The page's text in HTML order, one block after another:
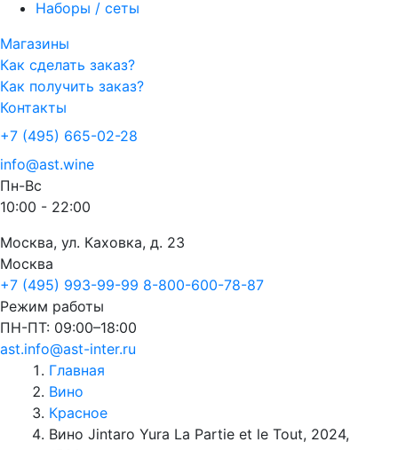
Наборы / сеты
Магазины
Как сделать заказ?
Как получить заказ?
Контакты
+7 (495) 665-02-28
info@ast.wine
Пн-Вс
10:00 - 22:00
Москва, ул. Каховка, д. 23
Москва
+7 (495) 993-99-99 8-800-600-78-87
Режим работы
ПН-ПТ: 09:00–18:00
ast.info@ast-inter.ru
Главная
Вино
Красное
Вино Jintaro Yura La Partie et le Tout, 2024,